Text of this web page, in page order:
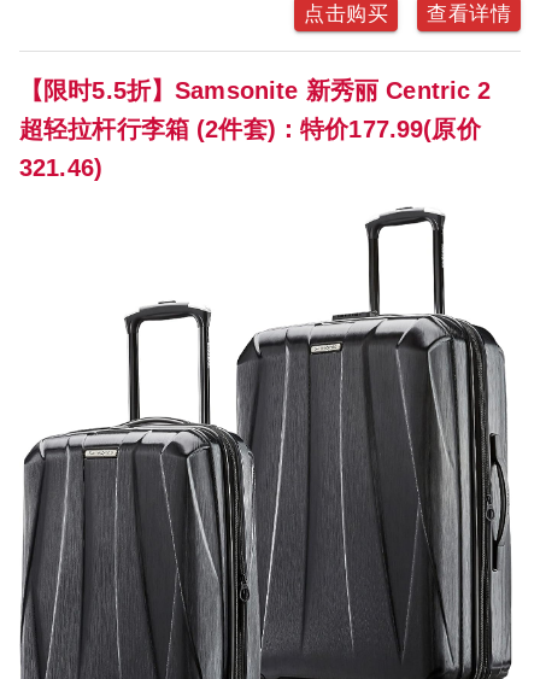
点击购买 查看详情
【限时5.5折】Samsonite 新秀丽 Centric 2
超轻拉杆行李箱 (2件套)：特价177.99(原价
321.46)